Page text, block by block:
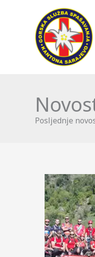
Posljednje